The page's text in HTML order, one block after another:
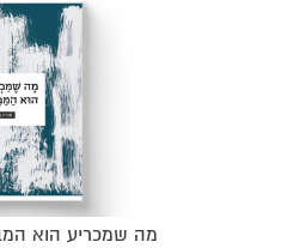
מה שמכריע הוא